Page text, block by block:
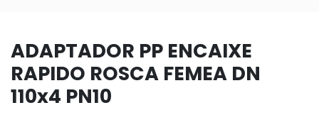
ADAPTADOR PP ENCAIXE
RAPIDO ROSCA FEMEA DN
110x4 PN10